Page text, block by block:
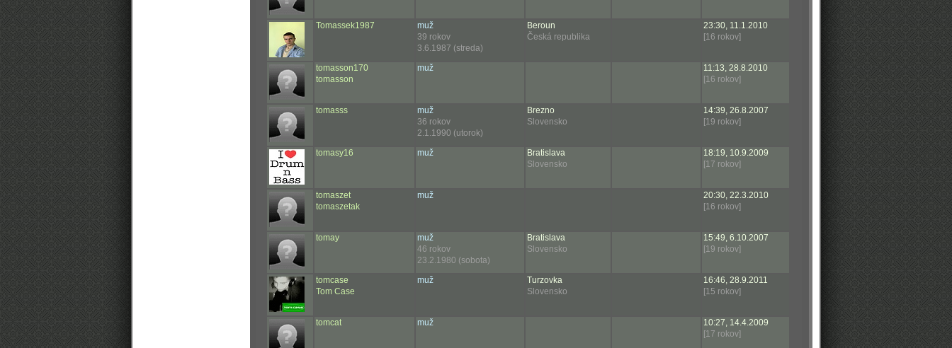
Tomassek1987
muž
39 rokov
3.6.1987 (streda)
Beroun
Česká republika
23:30, 11.1.2010
[16 rokov]
tomasson170
tomasson
muž
11:13, 28.8.2010
[16 rokov]
tomasss
muž
36 rokov
2.1.1990 (utorok)
Brezno
Slovensko
14:39, 26.8.2007
[19 rokov]
tomasy16 muž
Bratislava
Slovensko
18:19, 10.9.2009
[17 rokov]
tomaszet
tomaszetak
muž
20:30, 22.3.2010
[16 rokov]
tomay
muž
46 rokov
23.2.1980 (sobota)
Bratislava
Slovensko
15:49, 6.10.2007
[19 rokov]
tomcase
Tom Case
muž
Turzovka
Slovensko
16:46, 28.9.2011
[15 rokov]
tomcat muž
10:27, 14.4.2009
[17 rokov]